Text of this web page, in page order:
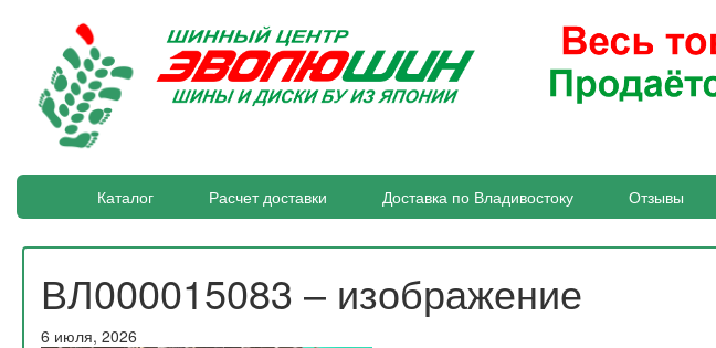
Каталог Расчет доставки Доставка по Владивостоку Отзывы
ВЛ000015083 – изображение
6 июля, 2026